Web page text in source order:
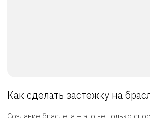
Как сделать застежку на
Создание браслета – это не только